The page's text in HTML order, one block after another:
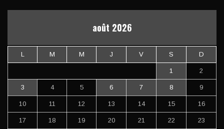
août 2026
L M M J V S D
1 2
3 4 5 6 7 8 9
10 11 12 13 14 15 16
17 18 19 20 21 22 23